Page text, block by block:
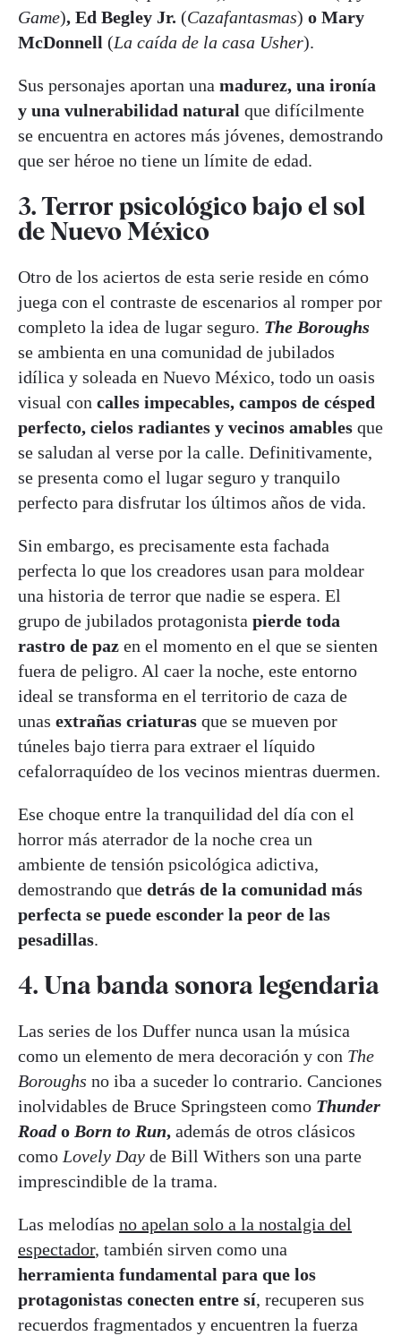
Game), Ed Begley Jr. (Cazafantasmas) o Mary
McDonnell (La caída de la casa Usher).
Sus personajes aportan una madurez, una ironía
y una vulnerabilidad natural que difícilmente
se encuentra en actores más jóvenes, demostrando
que ser héroe no tiene un límite de edad.
3. Terror psicológico bajo el sol
de Nuevo México
Otro de los aciertos de esta serie reside en cómo
juega con el contraste de escenarios al romper por
completo la idea de lugar seguro. The Boroughs
se ambienta en una comunidad de jubilados
idílica y soleada en Nuevo México, todo un oasis
visual con calles impecables, campos de césped
perfecto, cielos radiantes y vecinos amables que
se saludan al verse por la calle. Definitivamente,
se presenta como el lugar seguro y tranquilo
perfecto para disfrutar los últimos años de vida.
Sin embargo, es precisamente esta fachada
perfecta lo que los creadores usan para moldear
una historia de terror que nadie se espera. El
grupo de jubilados protagonista pierde toda
rastro de paz en el momento en el que se sienten
fuera de peligro. Al caer la noche, este entorno
ideal se transforma en el territorio de caza de
unas extrañas criaturas que se mueven por
túneles bajo tierra para extraer el líquido
cefalorraquídeo de los vecinos mientras duermen.
Ese choque entre la tranquilidad del día con el
horror más aterrador de la noche crea un
ambiente de tensión psicológica adictiva,
demostrando que detrás de la comunidad más
perfecta se puede esconder la peor de las
pesadillas.
4. Una banda sonora legendaria
Las series de los Duffer nunca usan la música
como un elemento de mera decoración y con The
Boroughs no iba a suceder lo contrario. Canciones
inolvidables de Bruce Springsteen como Thunder
Roado Born to Run, además de otros clásicos
como Lovely Day de Bill Withers son una parte
imprescindible de la trama.
Las melodías no apelan solo a la nostalgia del
espectador, también sirven como una
herramienta fundamental para que los
protagonistas conecten entre sí, recuperen sus
recuerdos fragmentados y encuentren la fuerza